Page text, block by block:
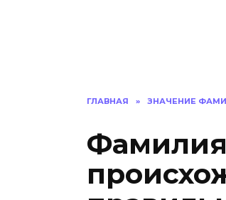
ГЛАВНАЯ » ЗНАЧЕНИЕ
Фамилия